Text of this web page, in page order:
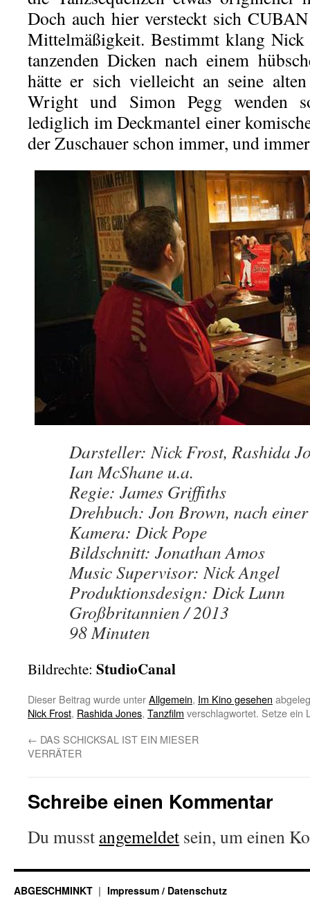
Doch auch hier versteckt sich
Mittelmäßigkeit. Bestimmt klang Nick
tanzenden Dicken nach einem
hätte er sich vielleicht an seine
Wright und Simon Pegg wenden
lediglich im Deckmantel einer
der Zuschauer schon immer, und
Darsteller: Nick Frost, Rashida
Ian McShane u.a.
Regie: James Griffiths
Drehbuch: Jon Brown, nach
Kamera: Dick Pope
Bildschnitt: Jonathan Amos
Music Supervisor: Nick Angel
Produktionsdesign: Dick Lunn
Großbritannien / 2013
98 Minuten
Bildrechte: StudioCanal
Dieser Beitrag wurde unterAllgemein, Im Kino gesehen
Nick Frost, Rashida Jones, Tanzfilm verschlagwortet. Setze ein
← DAS SCHICKSAL IST EIN MIESER
VERRÄTER
Schreibe einen Kommentar
Du musst angemeldet sein, um einen
ABGESCHMINKT Impressum / Datenschutz